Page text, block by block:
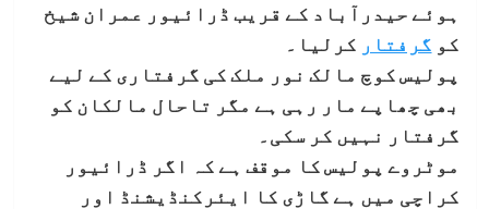
ہوئے حیدرآباد کے قریب ڈرائیور عمران شیخ
کو گرفتار کرلیا۔
پولیس کوچ مالک نور ملک کی گرفتاری کے لیے
بھی چھاپے مار رہی ہے مگر تاحال مالکان کو
گرفتار نہیں کر سکی۔
موٹروے پولیس کا موقف ہے کہ اگر ڈرائیور
کراچی میں ہے گاڑی کا ایئرکنڈیشنڈ اور